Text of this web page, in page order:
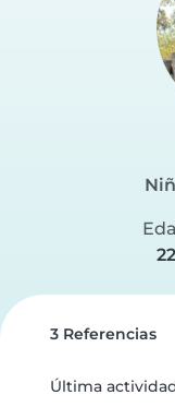
22
3 Referencias
Última